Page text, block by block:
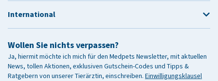
Wollen Sie nichts verpassen?
Ja, hiermit möchte ich mich für den Medpets Newsletter, mit aktuellen
News, tollen Aktionen, exklusiven Gutschein-Codes und Tipps &
Ratgebern von unserer Tierärztin, einschreiben. Einwilligungsklausel
International